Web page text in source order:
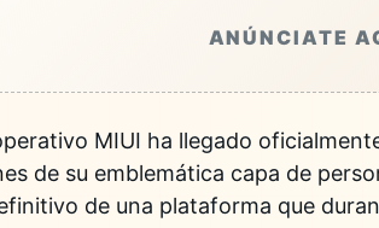
ANÚNCIATE
MIUI ha llegado
de su emblemática capa de
de una plataforma que